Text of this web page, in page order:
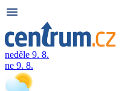
neděle 9. 8.
ne 9. 8.